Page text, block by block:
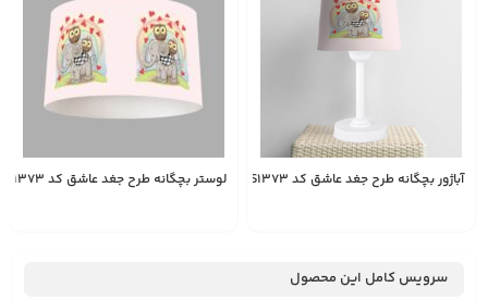
آباژور بچگانه طرح جغد عاشق کد AS1373 لوستر بچگانه طرح جغد عاشق کد AS1373
سرویس کامل این محصول